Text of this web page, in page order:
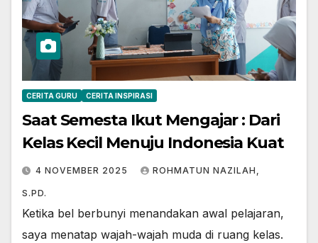
CERITA GURU CERITA INSPIRASI
Saat Semesta Ikut Mengajar : Dari
Kelas Kecil Menuju Indonesia Kuat
4 NOVEMBER 2025 ROHMATUN NAZILAH,
S.PD.
Ketika bel berbunyi menandakan awal pelajaran,
saya menatap wajah-wajah muda di ruang kelas.